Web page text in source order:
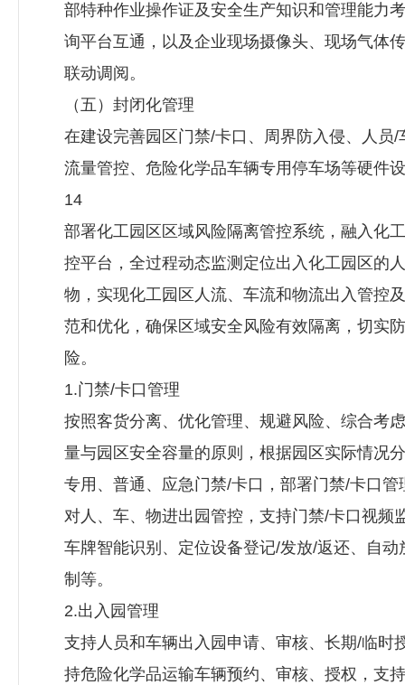
部特种作业操作证及安全生产知识和管理能力
询平台互通，以及企业现场摄像头、现场气体
联动调阅。
（五）封闭化管理
在建设完善园区门禁/卡口、周界防入侵、人员/
流量管控、危险化学品车辆专用停车场等硬件
14
部署化工园区区域风险隔离管控系统，融入化
控平台，全过程动态监测定位出入化工园区的
物，实现化工园区人流、车流和物流出入管控
范和优化，确保区域安全风险有效隔离，切实
险。
1.门禁/卡口管理
按照客货分离、优化管理、规避风险、综合考
量与园区安全容量的原则，根据园区实际情况
专用、普通、应急门禁/卡口，部署门禁/卡口管
对人、车、物进出园管控，支持门禁/卡口视频
车牌智能识别、定位设备登记/发放/返还、自动
制等。
2.出入园管理
支持人员和车辆出入园申请、审核、长期/临时
持危险化学品运输车辆预约、审核、授权，支